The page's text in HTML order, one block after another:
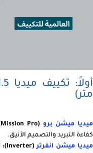
متر)
ميديا ميشن برو (Mission Pro):
كفاءة التبريد والتصميم الأنيق.
ميديا ميشن انفرتر(Inverter):